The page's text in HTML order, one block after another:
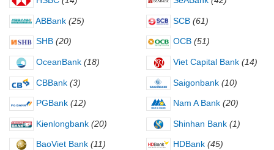
ABBank (25) SCB (61)
SHB (20) OCB (51)
OceanBank (18) Viet Capital Bank (14)
CBBank (3) Saigonbank (10)
PGBank (12) Nam A Bank (20)
Kienlongbank (20) Shinhan Bank (1)
BaoViet Bank (11) HDBank (45)